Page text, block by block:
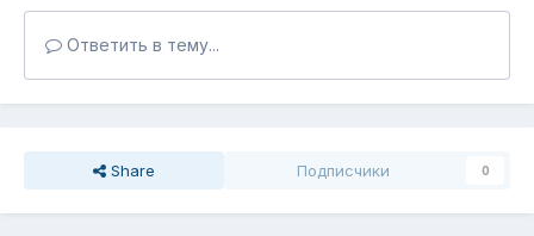
Ответить в тему...
Share Подписчики 0